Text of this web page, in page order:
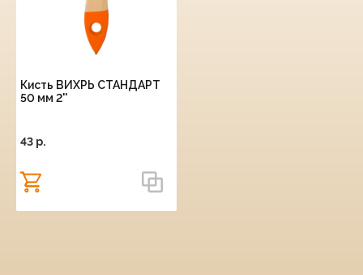
Кисть ВИХРЬ СТАНДАРТ
50 мм 2''
43 p.